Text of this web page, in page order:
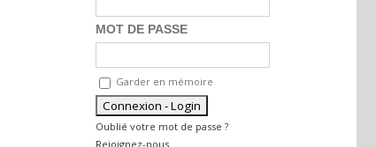
MOT DE PASSE
Garder en mémoire
Oublié votre mot de passe ?
Rejoignez-nous